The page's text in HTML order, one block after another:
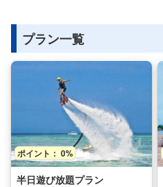
プラン一覧
ポイント： 0%
半日遊び放題プラン